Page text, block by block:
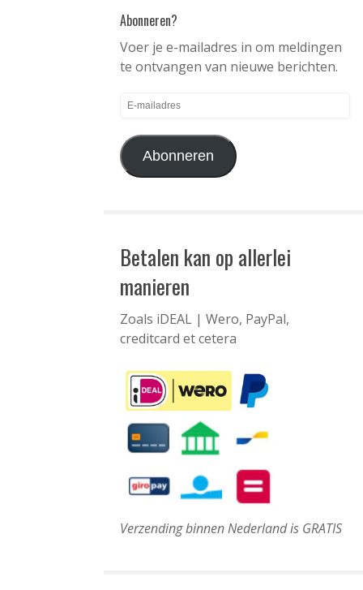
Abonneren?
Voer je e-mailadres in om meldingen
te ontvangen van nieuwe berichten.
E-
mailadres
Abonneren
Betalen kan op allerlei
manieren
Zoals iDEAL | Wero, PayPal,
creditcard et cetera
Verzending binnen Nederland is GRATIS